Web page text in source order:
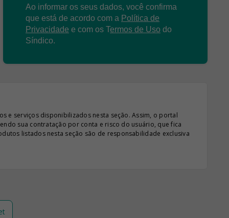
Ao informar os seus dados, você confirma
que está de acordo com a Política de
Privacidade e com os Termos de Uso do
Síndico.
e serviços disponibilizados nesta seção. Assim, o portal
sua contratação por conta e risco do usuário, que fica
listados nesta seção são de responsabilidade exclusiva